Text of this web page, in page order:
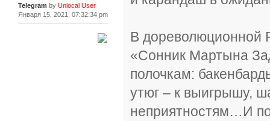
Telegram by Unlocal User
Января 15, 2021, 07:32:34 pm
В дореволюционной
«Сонник Мартына
полочкам:
утюг – к выигрышу,
неприятностям…И